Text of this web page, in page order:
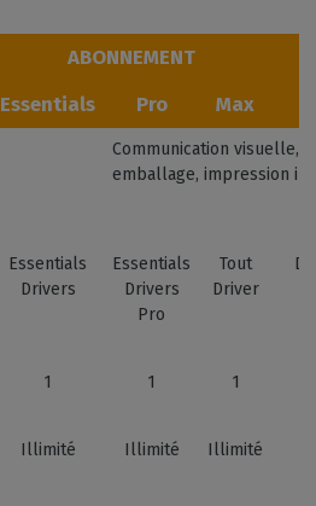
ABONNEMENT
Essentials Pro Max
Communication visuelle,
emballage, impression
Essentials
Drivers
Essentials
Drivers
Pro
Tout
Driver
1 1 1
Illimité Illimité Illimité